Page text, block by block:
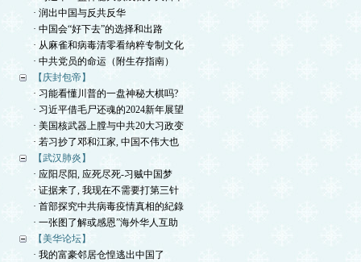
· 润出中国与反共反华
· 中国会“好下去”的选择和出路
· 从麻雀和病毒清零看纳粹专制文化
· 中共党员的命运（附生存指南）
【庆封包帝】
· 习能看懂川普的一盘神秘大棋吗?
· 习近平借毛尸还魂的2024新年展望
· 美国核武器上膛与中共20大习政变
· 若习抄了邓和江家, 中国不伟大也
【武汉肺炎】
· 应阳尽阳, 应死尽死-习贼中国梦
· 证据来了, 我现在不需要打第三针
· 首部探究中共病毒疫情真相的紀錄
· 一张图了解或感恩”海外华人互助
【美华论坛】
· 我的富豪邻居仓惶逃出中国了